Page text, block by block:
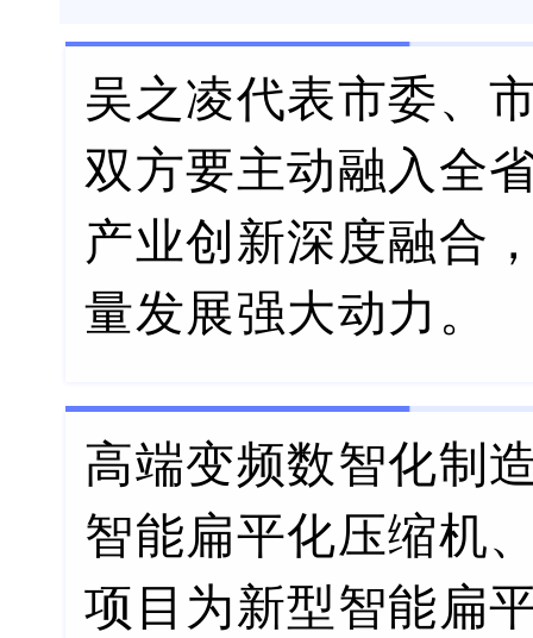
吴之凌代表市委、
双方要主动融入全
产业创新深度融合
量发展强大动力。
高端变频数智化制
智能扁平化压缩机
项目为新型智能扁